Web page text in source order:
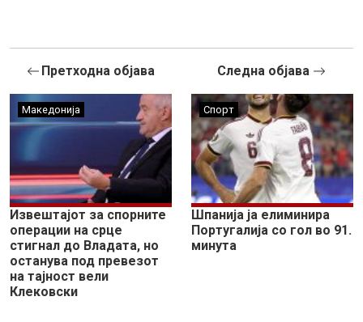
Претходна објава
Македонија
Извештајот за спорните
операции на срце
стигнал до Владата, но
останува под превезот
на тајност вели
Клековски
Следна објава
Спорт
Шпанија ја елиминира
Португалија со гол во 91.
минута